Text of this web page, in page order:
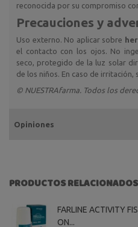
reconocida por su compromiso
Precauciones y
Uso externo. No aplicar sobre
el contacto con los ojos. No
seco, protegido de la luz solar
de los niños. En caso de irritación,
© NUESTRAfarma. Todos los
Opiniones
PRODUCTOS RELACIONADOS
FARLINE ACTIVITY
ON...